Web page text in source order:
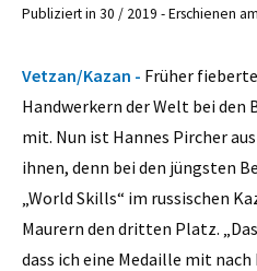
Publiziert in 30 / 2019 - Erschienen
Vetzan/Kazan - Früher
Handwerkern der Welt bei
mit. Nun ist Hannes Pircher
ihnen, denn bei den jüngsten
„World Skills“ im russischen
Maurern den dritten Platz.
dass ich eine Medaille mit